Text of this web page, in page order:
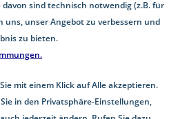
aus Edelstahl A4 – Robust
Holzbau: TX-Antrieb &
Holzbauschrauben aus
erfahren »
davon sind technisch notwendig (z.B. für
uns, unser Angebot zu verbessern und
zu bieten.
mit einem Klick auf Alle akzeptieren.
in den Privatsphäre-Einstellungen,